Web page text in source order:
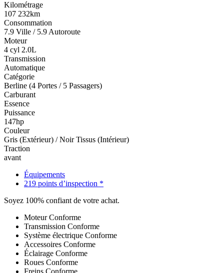
Kilométrage
107 232km
Consommation
7.9 Ville / 5.9 Autoroute
Moteur
4 cyl 2.0L
Transmission
Automatique
Catégorie
Berline (4 Portes / 5 Passagers)
Carburant
Essence
Puissance
147hp
Couleur
Gris (Extérieur) / Noir Tissus (Intérieur)
Traction
avant
Équipements
219 points d’inspection *
Soyez 100% confiant de votre achat.
MoteurConforme
Transmission Conforme
Système électrique Conforme
Accessoires Conforme
Éclairage Conforme
Roues Conforme